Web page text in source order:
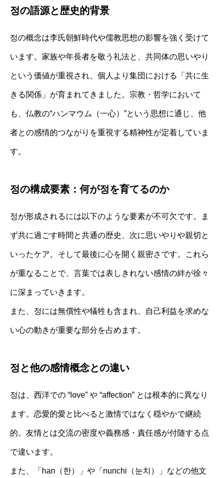
정の語源と歴史的背景
정の概念は李氏朝鮮時代や儒教思想の影響を強く受けて
います。家族や年長者を敬う礼法と、共同体の思いやり
という価値が重視され、個人より集団における「共に生
きる関係」が育まれてきました。宗教・哲学において
も、仏教の“ハンマウム（一心）”という思想に通じ、他
者との感情的つながりを重視する精神性が定着していま
す。
정の構成要素：何が정を育てるのか
정が形成されるには以下のような要素が不可欠です。ま
ず共に過ごす時間と共通の歴史、次に思いやりや親切と
いったケア。そして最後に心を開く親密さです。これら
が重なることで、言葉では表しきれない感情の絆が徐々
に深まっていきます。
また、정には無償性や犠牲も含まれ、自己利益を求めな
い心の動きが重要な部分を占めます。
정と他の感情概念との違い
정は、西洋での “love” や “affection” とは根本的に異なり
ます。恋愛的愛と比べると激情ではなく穏やかで継続
的。友情とは交流の密度や義務感・責任感が付随する点
で違います。
また、「han（한）」や「nunchi（눈치）」などの他文